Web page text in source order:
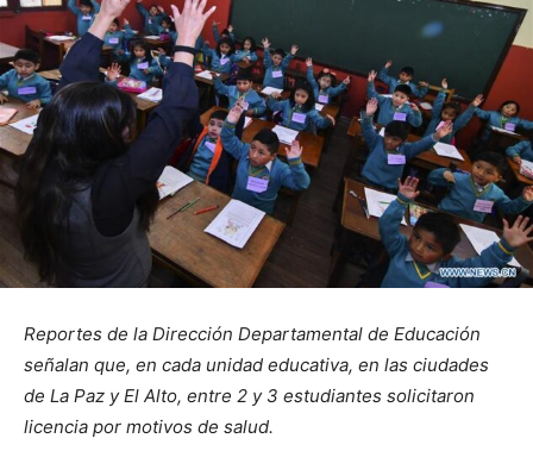
Reportes de la Dirección Departamental de Educación
señalan que, en cada unidad educativa, en las ciudades
de La Paz y El Alto, entre 2 y 3 estudiantes solicitaron
licencia por motivos de salud.